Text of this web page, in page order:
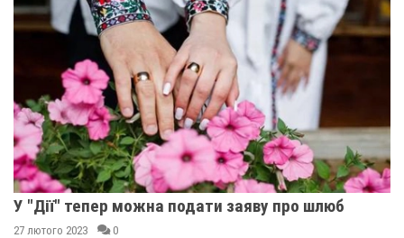
У "Дії" тепер можна подати заяву про шлюб
27 лютого 2023 0